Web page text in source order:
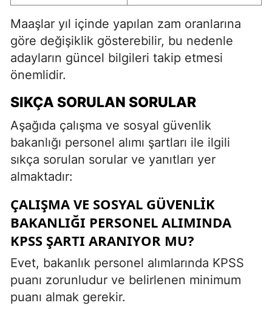
Maaşlar yıl içinde yapılan zam oranlarına
göre değişiklik gösterebilir, bu nedenle
adayların güncel bilgileri takip etmesi
önemlidir.
SIKÇA SORULAN SORULAR
Aşağıda çalışma ve sosyal güvenlik
bakanlığı personel alımı şartları ile ilgili
sıkça sorulan sorular ve yanıtları yer
almaktadır:
ÇALIŞMA VE SOSYAL GÜVENLIK
BAKANLIĞI PERSONEL ALIMINDA
KPSS ŞARTI ARANIYOR MU?
Evet, bakanlık personel alımlarında KPSS
puanı zorunludur ve belirlenen minimum
puanı almak gerekir.